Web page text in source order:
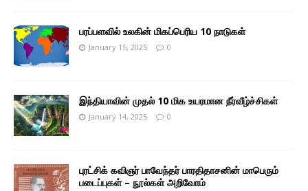
பரப்பளவில் உலகின் மிகப்பெரிய 10 நாடுகள்
January 15, 2025 0
இந்தியாவின் முதல் 10 மிக உயரமான நீர்வீழ்ச்சிகள்
January 14, 2025 0
புரட்சிக் கவிஞர் பாவேந்தர் பாரதிதாசனின் மாபெரும்
படைப்புகள் – நூல்கள் அறிவோம்